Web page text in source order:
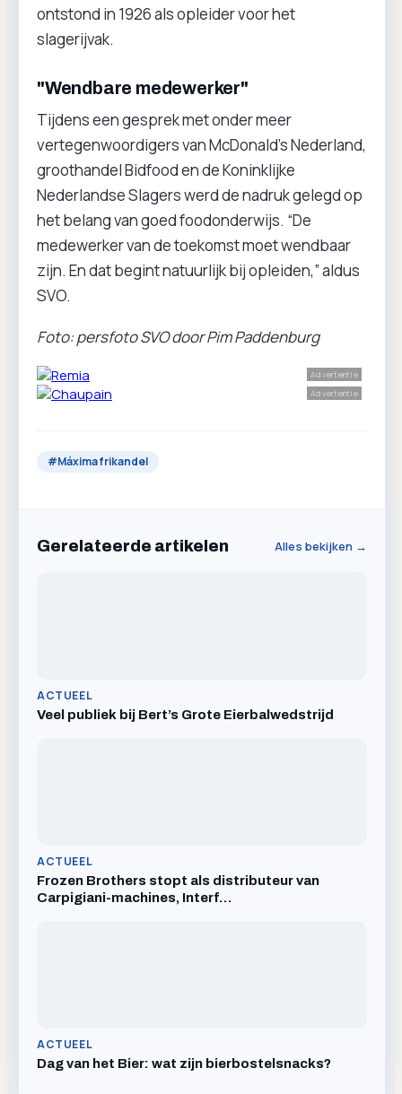
ontstond in 1926 als opleider voor het
slagerijvak.
"Wendbare medewerker"
Tijdens een gesprek met onder meer
vertegenwoordigers van McDonald’s Nederland,
groothandel Bidfood en de Koninklijke
Nederlandse Slagers werd de nadruk gelegd op
het belang van goed foodonderwijs. “De
medewerker van de toekomst moet wendbaar
zijn. En dat begint natuurlijk bij opleiden,” aldus
SVO.
Foto: persfoto SVO door Pim Paddenburg
Advertentie
Advertentie
#Máxima frikandel
Gerelateerde artikelen Alles bekijken →
ACTUEEL
Veel publiek bij Bert’s Grote Eierbalwedstrijd
ACTUEEL
Frozen Brothers stopt als distributeur van
Carpigiani-machines, Interf…
ACTUEEL
Dag van het Bier: wat zijn bierbostelsnacks?